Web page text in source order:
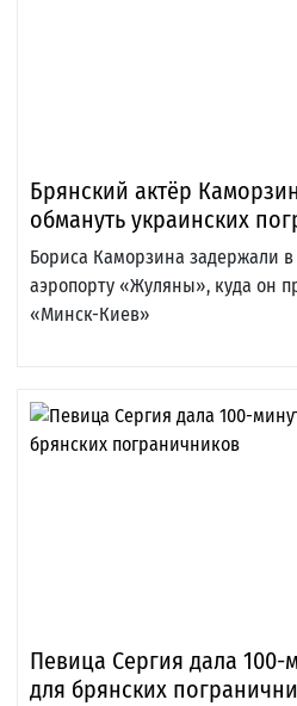
Брянский актёр
обмануть украинских
Бориса Каморзина задержали
аэропорту «Жуляны», куда он
«Минск-Киев»
Певица Сергия дала
для брянских